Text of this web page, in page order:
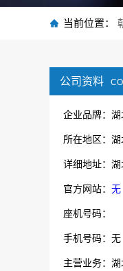
当前位置：
公司资料
所在地区：湖
官方网站： 无
座机号码：
手机号码：无